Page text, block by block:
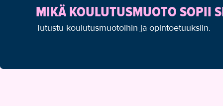
MIKÄ KOULUTUSMUOTO SOPII
Tutustu koulutusmuotoihin ja opintoetuuksiin.